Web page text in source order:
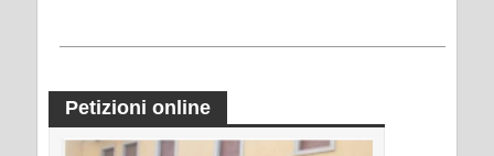
Petizioni online